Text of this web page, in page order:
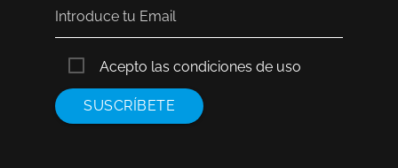
Acepto las condiciones de uso